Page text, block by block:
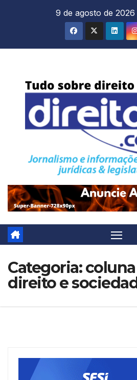
9 de agosto de 2026
Categoria:
direito e